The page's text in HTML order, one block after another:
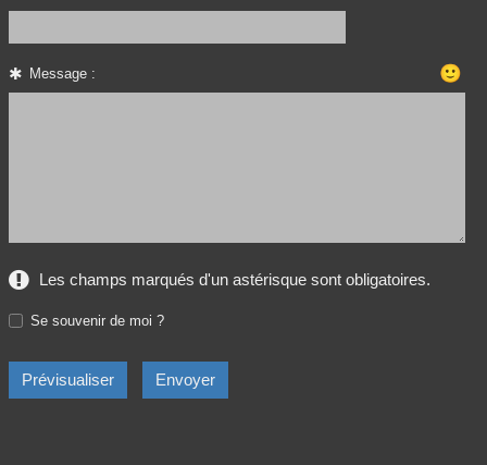
Message : 🙂
Les champs marqués d'un astérisque sont obligatoires.
Se souvenir de moi ?